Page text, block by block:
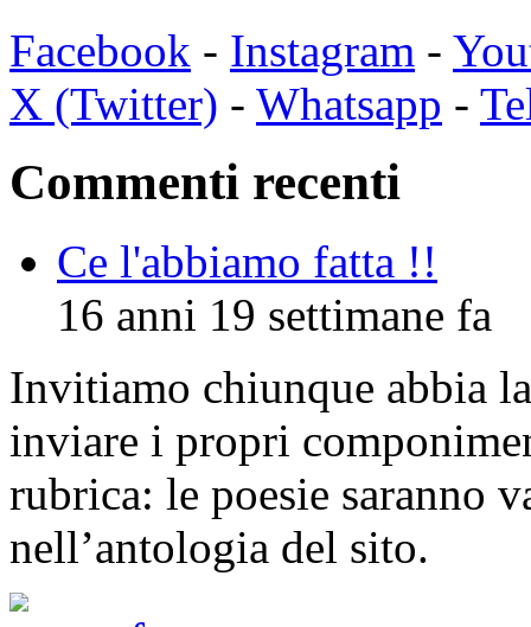
Facebook - Instagram -
X (Twitter) - Whatsapp -
Commenti recenti
Ce l'abbiamo fatta !!
16 anni 19 settimane fa
Invitiamo chiunque abbia
inviare i propri
rubrica: le poesie saranno
nell’antologia del sito.